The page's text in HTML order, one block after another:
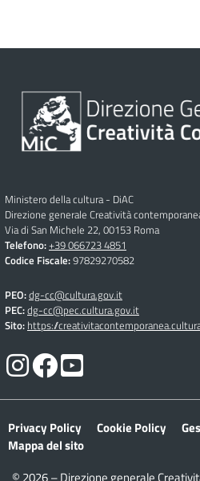
Ministero della cultura - DiAC
Direzione generale Creatività
Via di San Michele 22, 00153 Roma
Telefono:+39 066723 4851
Codice Fiscale:97829270582
PEO:dg-cc@cultura.gov.it
PEC:dg-cc@pec.cultura.gov.it
Sito: https://
Privacy Policy Cookie Policy
Mappa del sito
© 2026 – Direzione generale